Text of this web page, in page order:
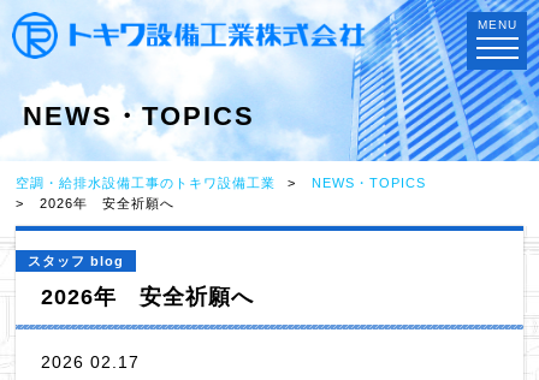
MENU
NEWS・TOPICS
空調・給排水設備工事のトキワ設備工業
NEWS・TOPICS
2026年 安全祈願へ
スタッフ blog
2026年 安全祈願へ
2026 02.17